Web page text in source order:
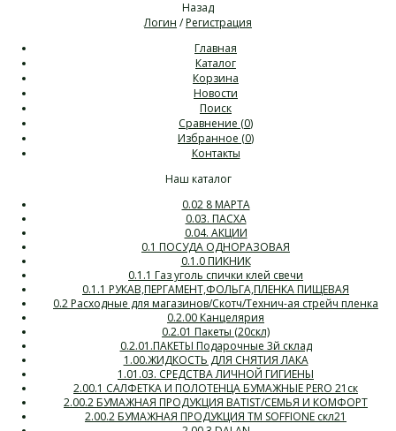
Назад
Логин /Регистрация
Главная
Каталог
Корзина
Новости
Поиск
Сравнение (0)
Избранное (0)
Контакты
Наш каталог
0.02 8 МАРТА
0.03. ПАСХА
0.04. АКЦИИ
0.1 ПОСУДА ОДНОРАЗОВАЯ
0.1.0 ПИКНИК
0.1.1 Газ уголь спички клей свечи
0.1.1 РУКАВ,ПЕРГАМЕНТ,ФОЛЬГА,ПЛЕНКА ПИЩЕВАЯ
0.2 Расходные для магазинов/Скотч/Технич-ая стрейч пленка
0.2.00 Канцелярия
0.2.01 Пакеты (20скл)
0.2.01.ПАКЕТЫ Подарочные 3й склад
1.00.ЖИДКОСТЬ ДЛЯ СНЯТИЯ ЛАКА
1.01.03. СРЕДСТВА ЛИЧНОЙ ГИГИЕНЫ
2.00.1 САЛФЕТКА И ПОЛОТЕНЦА БУМАЖНЫЕ PERO 21ск
2.00.2 БУМАЖНАЯ ПРОДУКЦИЯ BATIST/СЕМЬЯ И КОМФОРТ
2.00.2 БУМАЖНАЯ ПРОДУКЦИЯ ТМ SOFFIONE скл21